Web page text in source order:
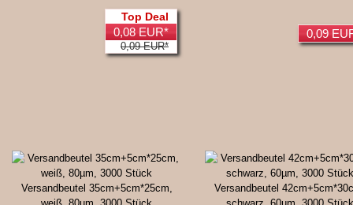
Top Deal
0,08 EUR*
0,09 EUR*
0,09
Versandbeutel 35cm+5cm*25cm,
Versandbeutel